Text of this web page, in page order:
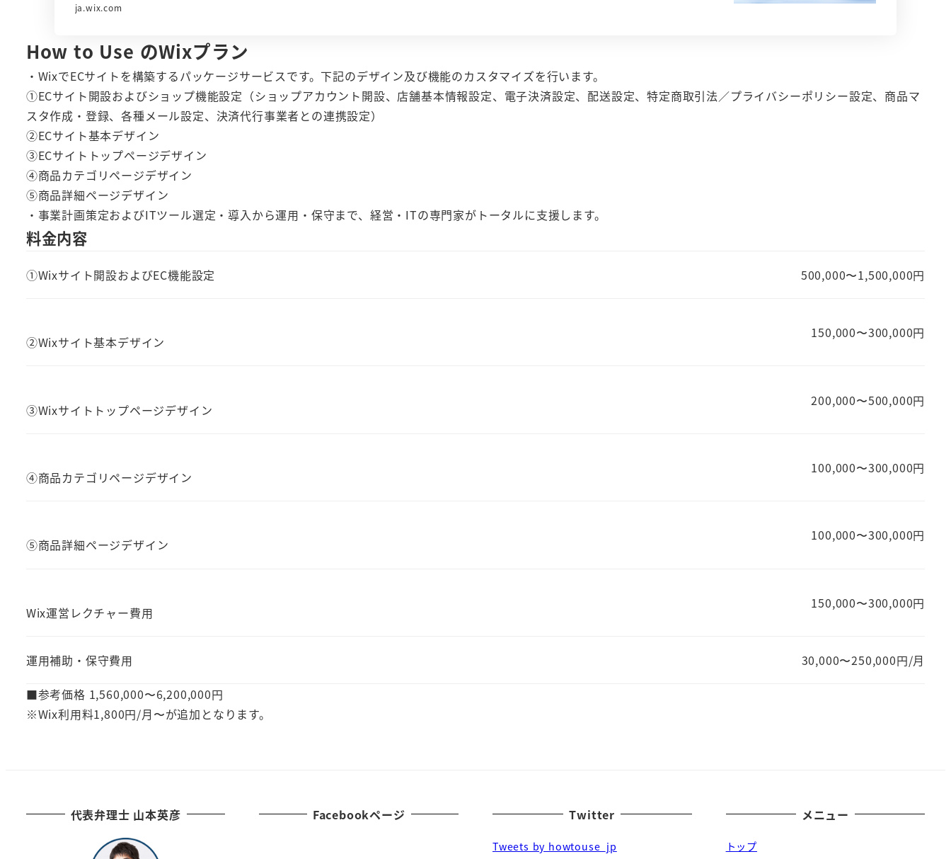
ja.wix.com
How to Use のWixプラン
・WixでECサイトを構築するパッケージサービスです。下記のデザイン及び機能のカスタマイズを行います。
①ECサイト開設およびショップ機能設定（ショップアカウント開設、店舗基本情報設定、電子決済設定、配送設定、特定商取引法／プライバシーポリシー設定、商品マ
スタ作成・登録、各種メール設定、決済代行事業者との連携設定）
②ECサイト基本デザイン
③ECサイトトップページデザイン
④商品カテゴリページデザイン
⑤商品詳細ページデザイン
・事業計画策定およびITツール選定・導入から運用・保守まで、経営・ITの専門家がトータルに支援します。
料金内容
①Wixサイト開設およびEC機能設定 500,000〜1,500,000円
②Wixサイト基本デザイン
150,000〜300,000円
③Wixサイトトップページデザイン
200,000〜500,000円
④商品カテゴリページデザイン
100,000〜300,000円
⑤商品詳細ページデザイン
100,000〜300,000円
Wix運営レクチャー費用
150,000〜300,000円
運用補助・保守費用 30,000〜250,000円/月
■参考価格 1,560,000〜6,200,000円
※Wix利用料1,800円/月〜が追加となります。
代表弁理士 山本英彦 Facebookページ Twitter
Tweets by howtouse_jp
メニュー
トップ